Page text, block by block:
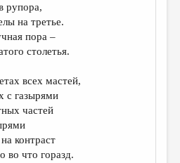
рупора,
на третье.
пора –
столетья.
всех мастей,
с газырями
частей
контраст
во что горазд.